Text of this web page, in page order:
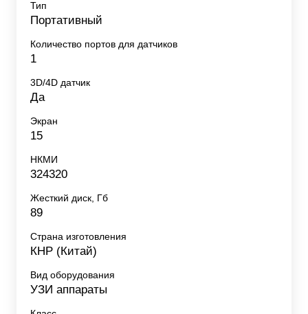
Тип
Портативный
Количество портов для датчиков
1
3D/4D датчик
Да
Экран
15
НКМИ
324320
Жесткий диск, Гб
89
Страна изготовления
КНР (Китай)
Вид оборудования
УЗИ аппараты